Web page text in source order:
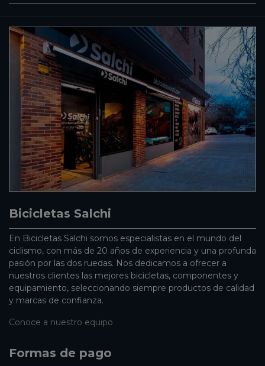
Bicicletas Salchi
En Bicicletas Salchi somos especialistas en el mundo del
ciclismo, con más de 20 años de experiencia y una profunda
pasión por las dos ruedas. Nos dedicamos a ofrecer a
nuestros clientes las mejores bicicletas, componentes y
equipamiento, seleccionando siempre productos de calidad
y marcas de confianza.
Conoce a nuestro equipo
Formas de pago